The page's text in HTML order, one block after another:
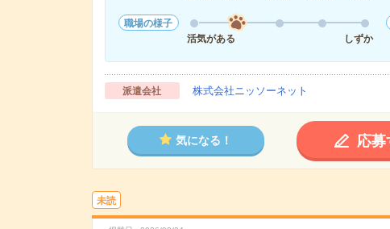
職場の様子
活気がある
しずか
派遣会社 株式会社ニッソーネット
気になる！ 応募
未読